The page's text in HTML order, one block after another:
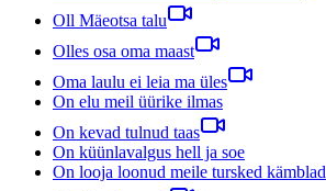
Oll Mäeotsa talu
Olles osa oma maast
Oma laulu ei leia ma üles
On elu meil üürike ilmas
On kevad tulnud taas
On küünlavalgus hell ja soe
On looja loonud meile tursked kämblad